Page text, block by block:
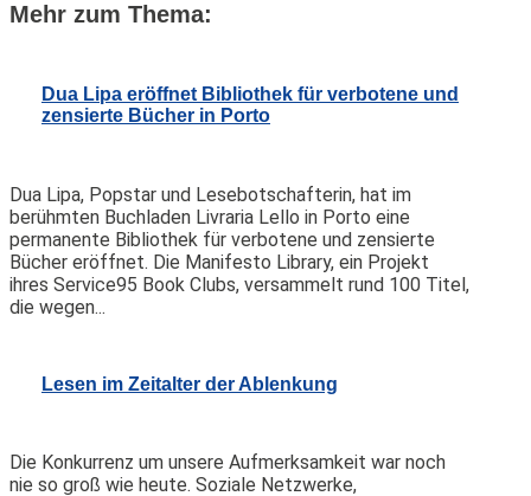
Mehr zum Thema:
Dua Lipa eröffnet Bibliothek für verbotene und
zensierte Bücher in Porto
Dua Lipa, Popstar und Lesebotschafterin, hat im
berühmten Buchladen Livraria Lello in Porto eine
permanente Bibliothek für verbotene und zensierte
Bücher eröffnet. Die Manifesto Library, ein Projekt
ihres Service95 Book Clubs, versammelt rund 100 Titel,
die wegen...
Lesen im Zeitalter der Ablenkung
Die Konkurrenz um unsere Aufmerksamkeit war noch
nie so groß wie heute. Soziale Netzwerke,